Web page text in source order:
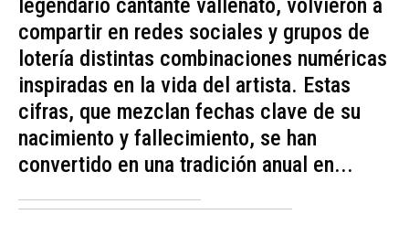
legendario cantante vallenato, volvieron a
compartir en redes sociales y grupos de
lotería distintas combinaciones numéricas
inspiradas en la vida del artista. Estas
cifras, que mezclan fechas clave de su
nacimiento y fallecimiento, se han
convertido en una tradición anual en...